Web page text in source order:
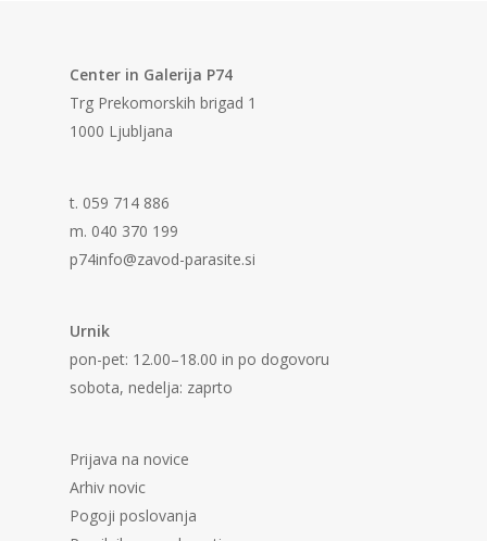
Center in Galerija P74
Trg Prekomorskih brigad 1
1000 Ljubljana
t. 059 714 886
m. 040 370 199
p74info@zavod-parasite.si
Urnik
pon-pet: 12.00–18.00 in po dogovoru
sobota, nedelja: zaprto
Prijava na novice
Arhiv novic
Pogoji poslovanja